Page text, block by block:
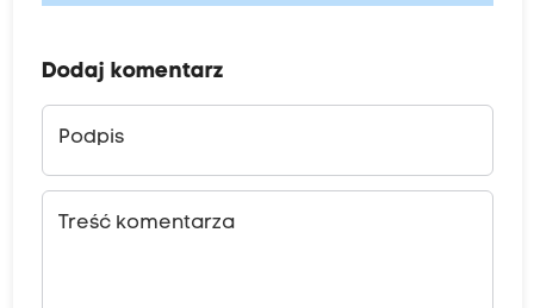
Dodaj komentarz
Podpis
Treść komentarza